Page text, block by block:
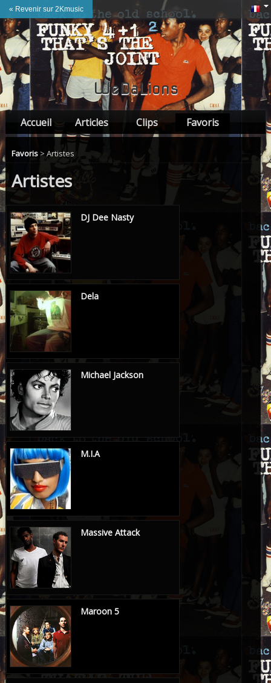
« Revenir sur 2Kmusic
WeDaLions
Accueil Articles Clips
Favoris
Amis
Favoris > Artistes
Artistes
DJ Dee Nasty
Dela
Michael Jackson
M.I.A
Massive Attack
Maroon 5